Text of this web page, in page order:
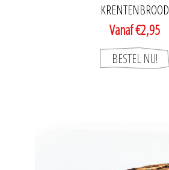
KRENTENBROOD
Vanaf €2,95